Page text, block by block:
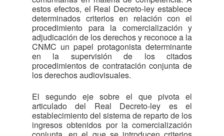
estos efectos, el Real Decreto-ley establece
determinados criterios en relación con el
procedimiento para la comercialización y
adjudicación de los derechos y reconoce a la
CNMC un papel protagonista determinante
en la supervisión de los citados
procedimientos de contratación conjunta de
los derechos audiovisuales.
El segundo eje sobre el que pivota el
articulado del Real Decreto-ley es el
establecimiento del sistema de reparto de los
ingresos obtenidos por la comercialización